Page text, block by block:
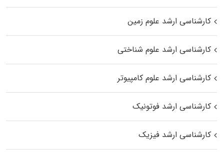
کارشناسی ارشد علوم زمین
کارشناسی ارشد علوم شناختی
کارشناسی ارشد علوم کامپیوتر
کارشناسی ارشد فوتونیک
کارشناسی ارشد فیزیک